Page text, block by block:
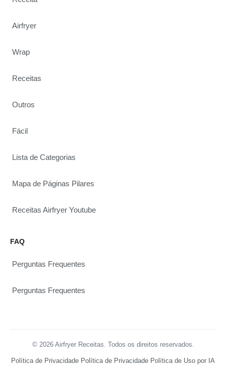
Airfryer
Wrap
Receitas
Outros
Fácil
Lista de Categorias
Mapa de Páginas Pilares
Receitas Airfryer Youtube
FAQ
Perguntas Frequentes
Perguntas Frequentes
© 2026 Airfryer Receitas. Todos os direitos reservados.
Política de Privacidade Política de Privacidade Política de Uso por IA